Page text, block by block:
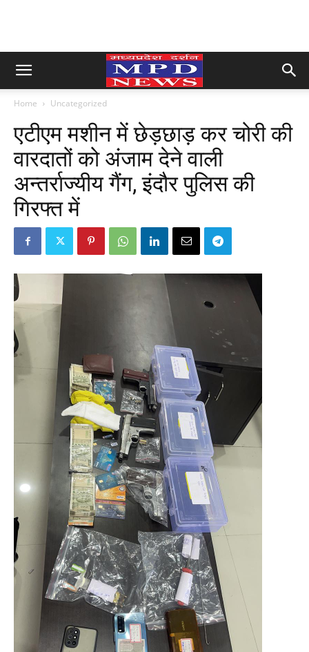
Home Uncategorized
एटीएम मशीन में छेड़छाड़ कर चोरी की
वारदातों को अंजाम देने वाली
अन्तर्राज्यीय गैंग, इंदौर पुलिस की
गिरफ्त में